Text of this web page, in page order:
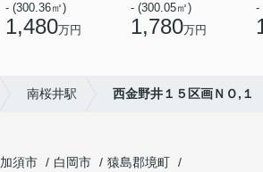
- (300.36㎡)
1,480万円
- (300.05㎡)
1,780万円
-
南桜井駅 西金野井１５区画ＮＯ,１
加須市 白岡市
猿島郡境町